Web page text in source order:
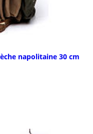
napolitaine 30 cm